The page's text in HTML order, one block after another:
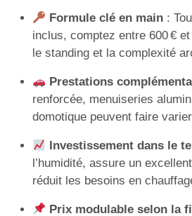
Formule clé en main:
inclus, comptez entre 600 € et
le standing et la complexité
Prestations
renforcée, menuiseries
domotique peuvent faire
Investissement dans le
l’humidité, assure un
réduit les besoins en
Prix modulable selon la